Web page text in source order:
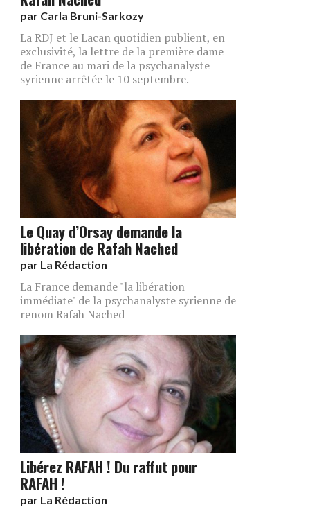
par Carla Bruni-Sarkozy
La RDJ et le Lacan quotidien publient, en
exclusivité, la lettre de la première dame
de France au mari de la psychanalyste
syrienne arrêtée le 10 septembre.
Le Quay d’Orsay demande la
libération de Rafah Nached
par La Rédaction
La France demande "la libération
immédiate" de la psychanalyste syrienne de
renom Rafah Nached
Libérez RAFAH ! Du raffut pour
RAFAH !
par La Rédaction